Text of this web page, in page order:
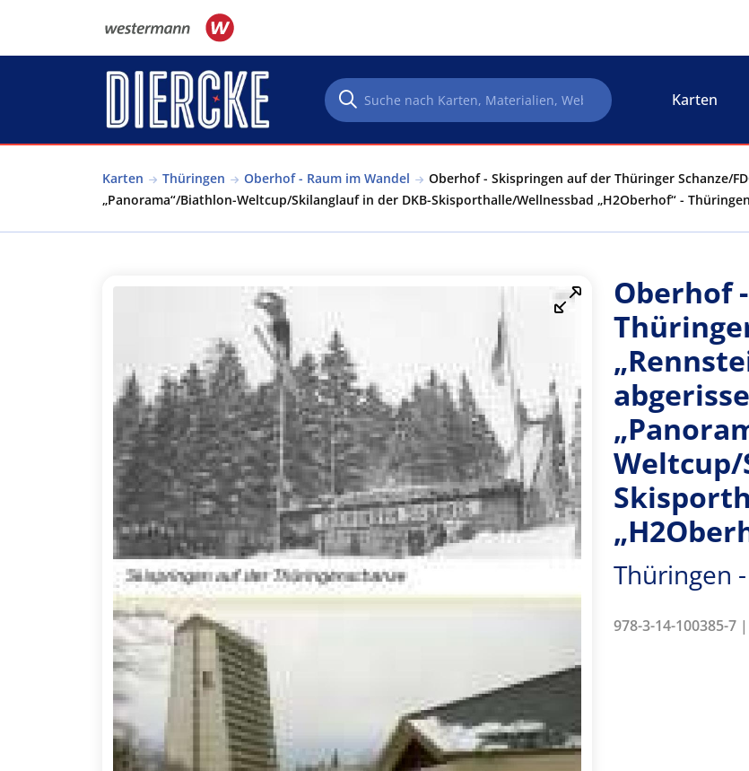
Karten
Karten Thüringen Oberhof - Raum im Wandel
Oberhof - Skispringen auf der Thüringer Schanze/
„Panorama“/Biathlon-Weltcup/Skilanglauf in der DKB-Skisporthalle/Wellnessbad „H2Oberhof“ -
Oberhof
Weltcup/
Thüringen
978-3-14-100385-7